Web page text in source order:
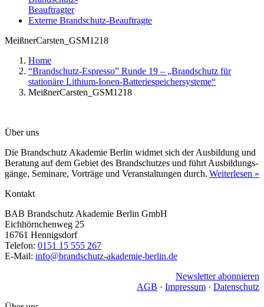
Beauftragter
Externe Brandschutz-Beauftragte
MeißnerCarsten_GSM1218
Home
“Brandschutz-Espresso” Runde 19 – „Brandschutz für
stationäre Lithium-Ionen-Batteriespeichersysteme“
MeißnerCarsten_GSM1218
Über uns
Die Brandschutz Akademie Berlin widmet sich der Ausbildung und
Beratung auf dem Gebiet des Brandschutzes und führt Ausbildungs­
gänge, Seminare, Vorträge und Veranstaltungen durch. Weiterlesen »
Kontakt
BAB Brandschutz Akademie Berlin GmbH
Eichhörnchenweg 25
16761 Hennigsdorf
Telefon: 0151 15 555 267
E-Mail: info@brandschutz-akademie-berlin.de
Newsletter abonnieren
AGB · Impressum · Datenschutz